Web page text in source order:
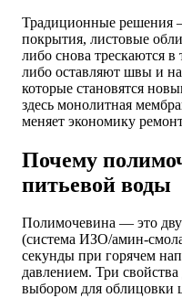
Традиционные решения
покрытия, листовые
либо снова трескаются
либо оставляют швы и
которые становятся
здесь монолитная
меняет экономику
Почему
питьевой воды
Полимочевина — это
(система ИЗО/амин-
секунды при горячем
давлением. Три
выбором для облицовки